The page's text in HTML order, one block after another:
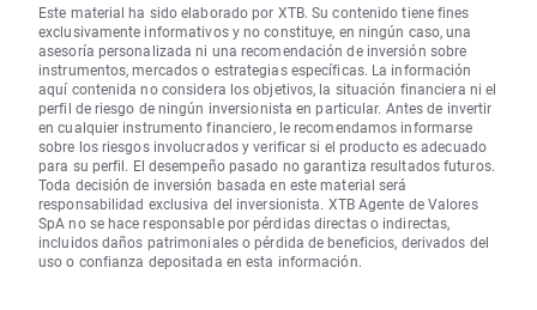
Este material ha sido elaborado por XTB. Su contenido tiene fines
exclusivamente informativos y no constituye, en ningún caso, una
asesoría personalizada ni una recomendación de inversión sobre
instrumentos, mercados o estrategias específicas. La información
aquí contenida no considera los objetivos, la situación financiera ni el
perfil de riesgo de ningún inversionista en particular. Antes de invertir
en cualquier instrumento financiero, le recomendamos informarse
sobre los riesgos involucrados y verificar si el producto es adecuado
para su perfil. El desempeño pasado no garantiza resultados futuros.
Toda decisión de inversión basada en este material será
responsabilidad exclusiva del inversionista. XTB Agente de Valores
SpA no se hace responsable por pérdidas directas o indirectas,
incluidos daños patrimoniales o pérdida de beneficios, derivados del
uso o confianza depositada en esta información.